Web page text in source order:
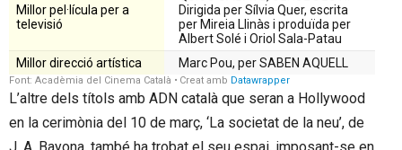
L’altre dels títols amb ADN català que seran a Hollywood
en la cerimònia del 10 de març, ‘La societat de la neu’, de